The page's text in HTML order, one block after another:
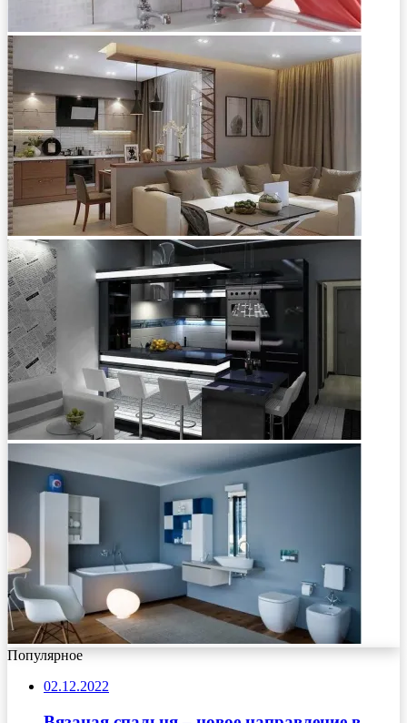
Популярное
02.12.2022